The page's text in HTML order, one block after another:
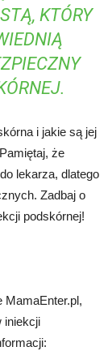
KTÓRY
i jakie są jej
że
lekarza, dlatego
Zadbaj o
podskórnej!
MamaEnter.pl,
iniekcji